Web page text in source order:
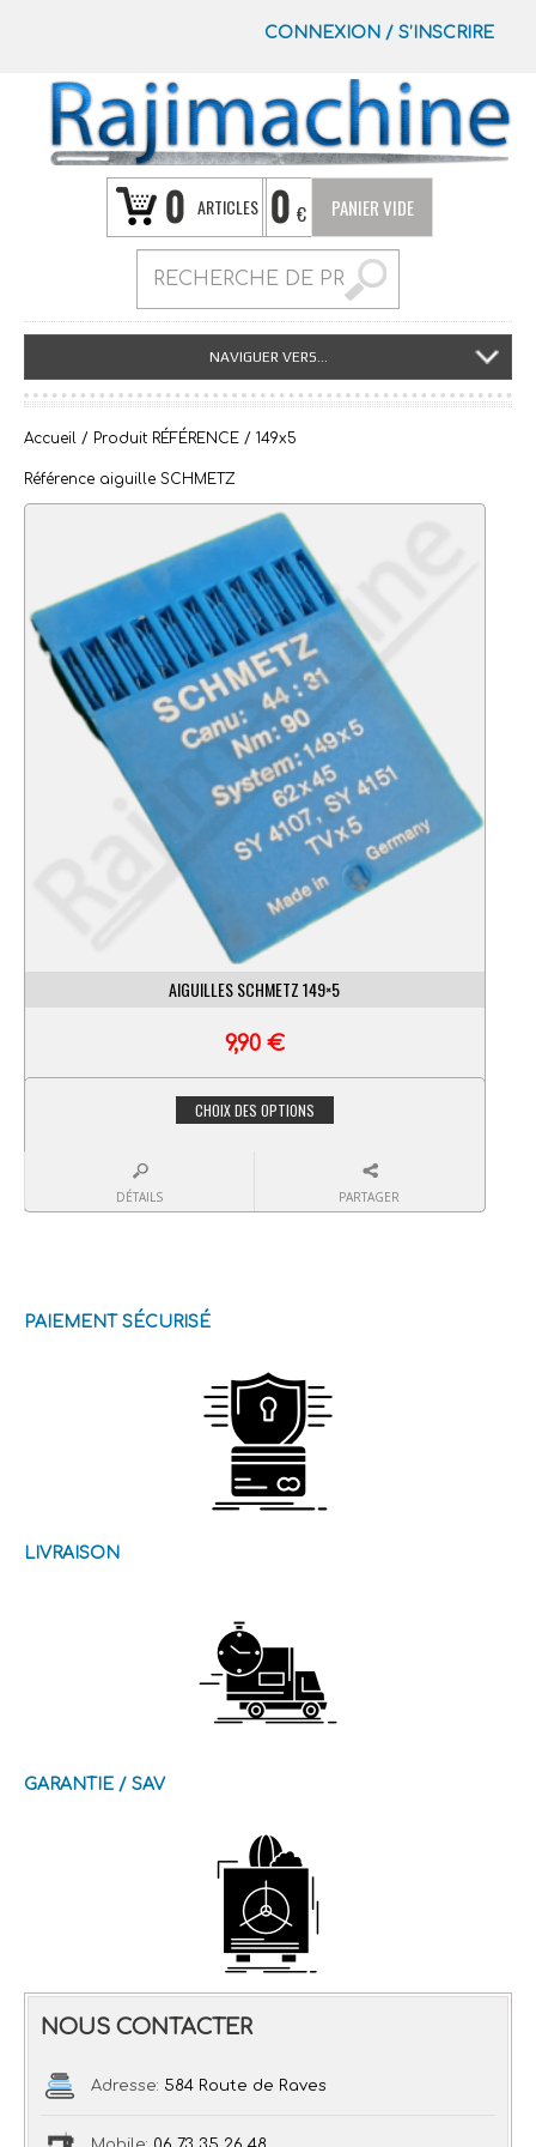
CONNEXION / S’INSCRIRE
0 ARTICLES 0 € PANIER VIDE
NAVIGUER VERS...
Accueil / Produit RÉFÉRENCE / 149x5
Référence aiguille SCHMETZ
AIGUILLES SCHMETZ 149×5
9,90 €
CHOIX DES OPTIONS
DÉTAILS PARTAGER
PAIEMENT SÉCURISÉ
LIVRAISON
GARANTIE / SAV
NOUS CONTACTER
Adresse: 584 Route de Raves